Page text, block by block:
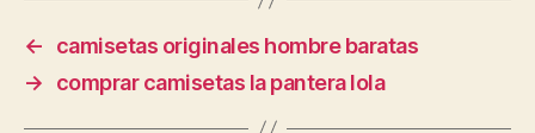
←
camisetas originales hombre baratas
→
comprar camisetas la pantera lola